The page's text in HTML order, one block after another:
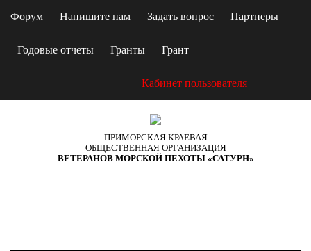
Форум Напишите нам Задать вопрос Партнеры
Годовые отчеты Гранты Грант
Кабинет пользователя
ПРИМОРСКАЯ КРАЕВАЯ
ОБЩЕСТВЕННАЯ ОРГАНИЗАЦИЯ
ВЕТЕРАНОВ МОРСКОЙ ПЕХОТЫ «САТУРН»